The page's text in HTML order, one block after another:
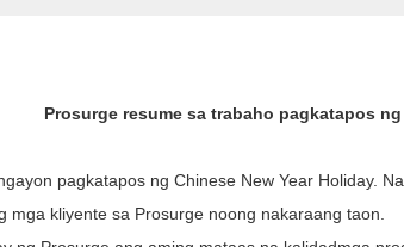
Prosurge resume sa trabaho pagkatapos
pagkatapos ng Chinese New Year Holiday.
mga kliyente sa Prosurge noong nakaraang taon.